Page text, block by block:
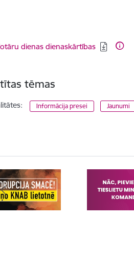
dienas dienaskārtības
tēmas
Informācija presei Jaunumi